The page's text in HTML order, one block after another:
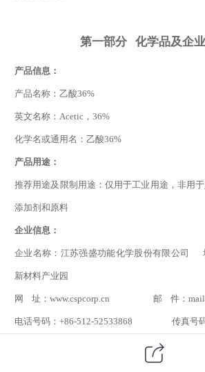
第一部分 化学品及企
产品信息：
产品名称：乙酸36%
英文名称：Acetic，36%
化学名或通用名：乙酸36%
产品用途：
推荐用途及限制用途：仅用于工业用途，非用
添加剂和原料
企业信息：
企业名称：江苏强盛功能化学股份有限公司
新材料产业园
网 址：www.cspcorp.cn 邮 件：
电话号码：+86-512-52533868 传真号码